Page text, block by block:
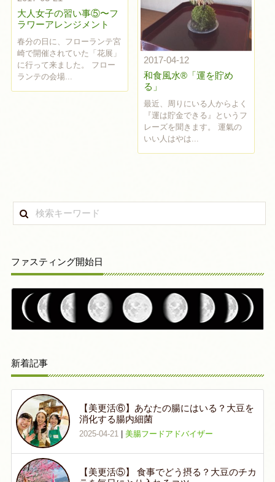
大人女子の習い事⑤〜フ
ラワーアレンジメント
春分の日に、フローランテ宮
崎で開催されていた「花展」
に行って来ました。 フロー
ランテの会場...
2017-04-12
和食風水®︎「運を貯め
る」
最近、周りにいる人からよく
『運は貯金できる』というフ
レーズを聞きます。 運氣の
いい人はやは...
ファスティング開始日
新着記事
【美更活⑥】あなたの腸にはいる？大豆を
消化する腸内細菌
2025-04-21| 美腸フードアドバイザー
【美更活⑤】 食事でどう摂る？大豆のチカ